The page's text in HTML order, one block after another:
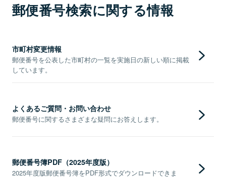
郵便番号検索に関する情報
市町村変更情報
郵便番号を公表した市町村の一覧を実施日の新しい順に掲載
しています。
よくあるご質問・お問い合わせ
郵便番号に関するさまざまな疑問にお答えします。
郵便番号簿PDF（2025年度版）
2025年度版郵便番号簿をPDF形式でダウンロードできま